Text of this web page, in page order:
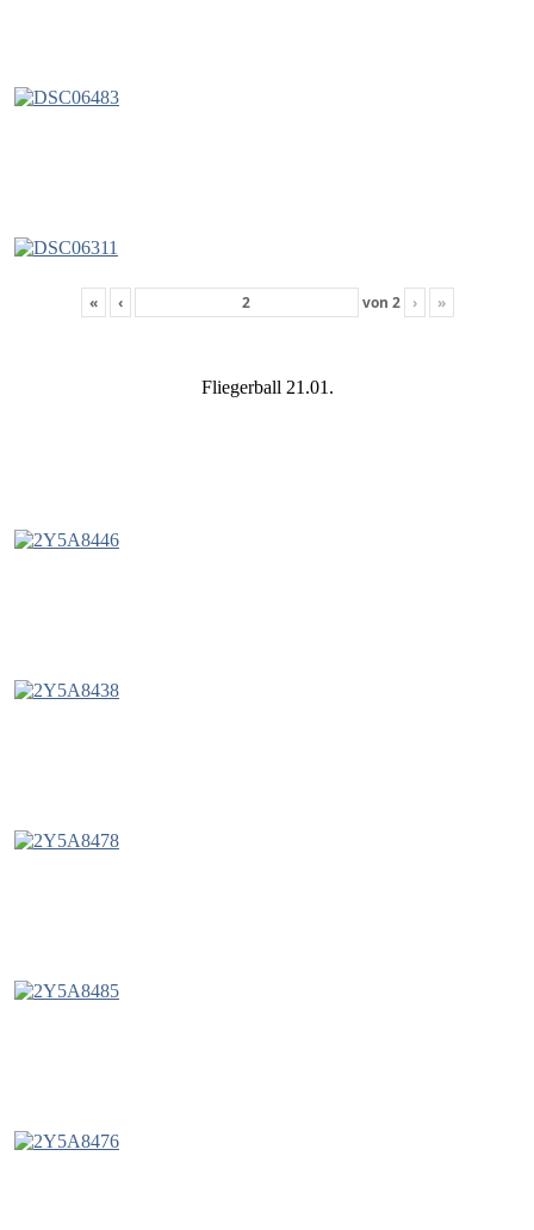
« ‹ von 2 › »
Fliegerball 21.01.